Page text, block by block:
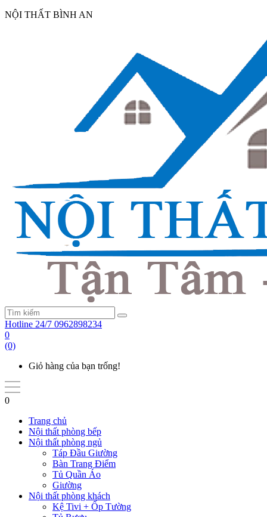
NỘI THẤT BÌNH AN
Hotline 24/7 0962898234
0
(0)
Giỏ hàng của bạn trống!
0
Trang chủ
Nội thất phòng bếp
Nội thất phòng ngủ
Táp Đầu Giường
Bàn Trang Điểm
Tủ Quần Áo
Giường
Nội thất phòng khách
Kệ Tivi + Ốp Tường